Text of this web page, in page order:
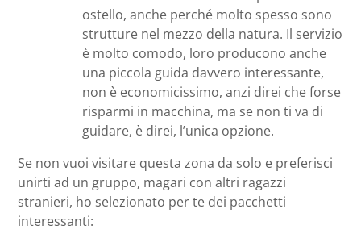
ostello, anche perché molto spesso sono
strutture nel mezzo della natura. Il servizio
è molto comodo, loro producono anche
una piccola guida davvero interessante,
non è economicissimo, anzi direi che forse
risparmi in macchina, ma se non ti va di
guidare, è direi, l’unica opzione.
Se non vuoi visitare questa zona da solo e preferisci
unirti ad un gruppo, magari con altri ragazzi
stranieri, ho selezionato per te dei pacchetti
interessanti: